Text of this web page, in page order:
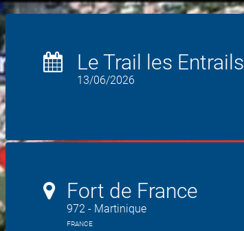
Le Trail les
13/06/2026
Fort de France
972 - Martinique
FRANCE